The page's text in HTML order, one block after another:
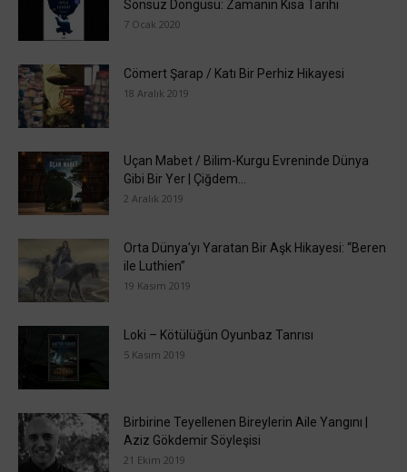
Sonsuz Döngüsü: Zamanın Kısa Tarihi
7 Ocak 2020
Cömert Şarap / Katı Bir Perhiz Hikayesi
18 Aralık 2019
Uçan Mabet / Bilim-Kurgu Evreninde Dünya
Gibi Bir Yer | Çiğdem...
2 Aralık 2019
Orta Dünya’yı Yaratan Bir Aşk Hikayesi: “Beren
ile Luthien”
19 Kasım 2019
Loki – Kötülüğün Oyunbaz Tanrısı
5 Kasım 2019
Birbirine Teyellenen Bireylerin Aile Yangını |
Aziz Gökdemir Söyleşisi
21 Ekim 2019